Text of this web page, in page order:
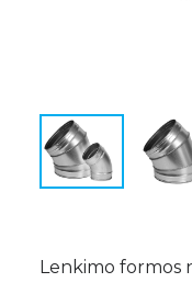
Lenkimo formos